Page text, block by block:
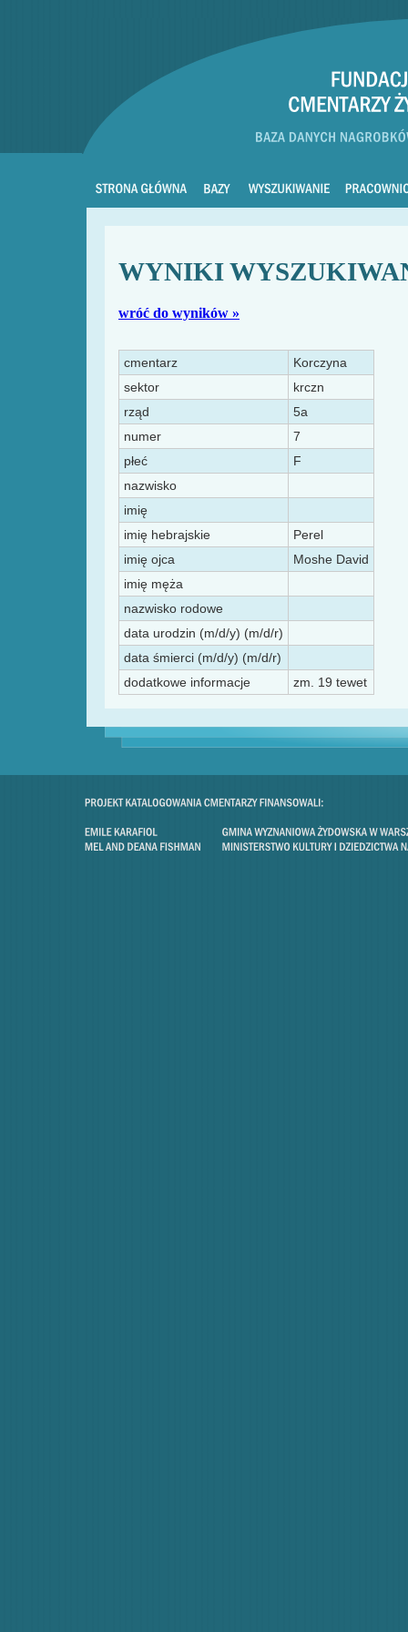
WYNIKI
wróć do wyników »
cmentarz
Korczyna
sektor
krczn
rząd
5a
numer
7
płeć
F
nazwisko
imię
imię hebrajskie
Perel
imię ojca
Moshe David
imię męża
nazwisko rodowe
data urodzin (m/d/y) (m/d/r)
data śmierci (m/d/y) (m/d/r)
dodatkowe informacje
zm. 19 tewet